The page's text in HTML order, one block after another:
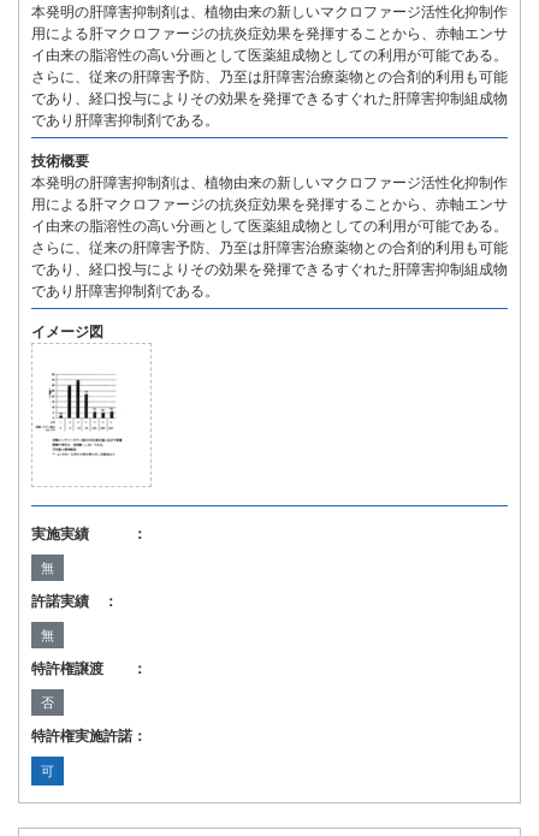
本発明の肝障害抑制剤は、植物由来の新しいマクロファージ活性化抑制作
用による肝マクロファージの抗炎症効果を発揮することから、赤軸エンサ
イ由来の脂溶性の高い分画として医薬組成物としての利用が可能である。
さらに、従来の肝障害予防、乃至は肝障害治療薬物との合剤的利用も可能
であり、経口投与によりその効果を発揮できるすぐれた肝障害抑制組成物
であり肝障害抑制剤である。
技術概要
本発明の肝障害抑制剤は、植物由来の新しいマクロファージ活性化抑制作
用による肝マクロファージの抗炎症効果を発揮することから、赤軸エンサ
イ由来の脂溶性の高い分画として医薬組成物としての利用が可能である。
さらに、従来の肝障害予防、乃至は肝障害治療薬物との合剤的利用も可能
であり、経口投与によりその効果を発揮できるすぐれた肝障害抑制組成物
であり肝障害抑制剤である。
イメージ図
実施実績 ：
無
許諾実績 ：
無
特許権譲渡 ：
否
特許権実施許諾：
可